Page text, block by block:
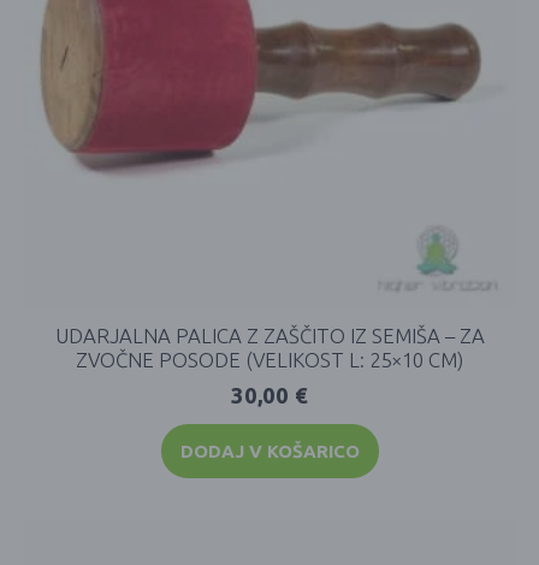
UDARJALNA PALICA Z ZAŠČITO IZ SEMIŠA – ZA
ZVOČNE POSODE (VELIKOST L: 25×10 CM)
30,00 €
DODAJ V KOŠARICO